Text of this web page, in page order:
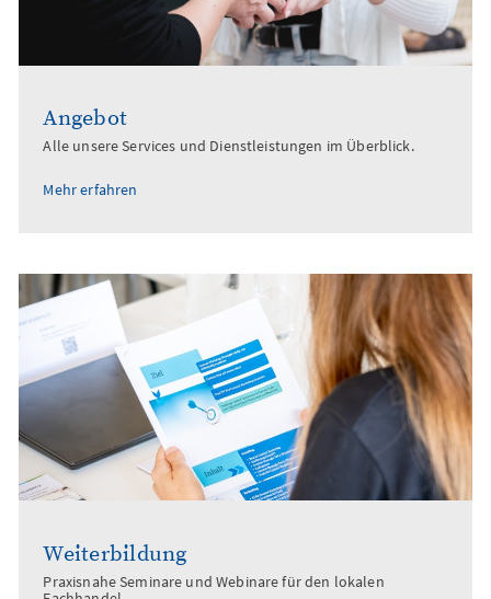
Angebot
Alle unsere Services und Dienstleistungen im Überblick.
Mehr erfahren
Weiterbildung
Praxisnahe Seminare und Webinare für den lokalen